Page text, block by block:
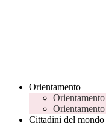
Orientamento
Cittadini del mondo